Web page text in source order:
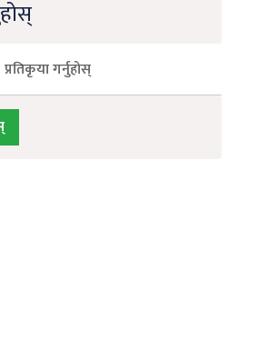
प्रतिकृया गर्नुहोस्